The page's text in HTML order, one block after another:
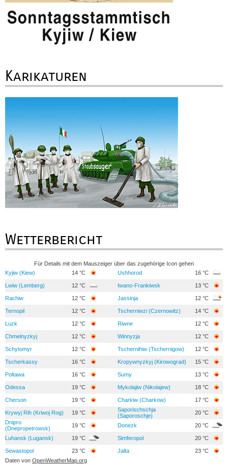
Karikaturen
Wetterbericht
Für Details mit dem Mauszeiger über das zugehörige Icon gehen
Kyjiw (Kiew)
14 °C Ushhorod 16 °C
Lwiw (Lemberg) 12 °C Iwano-Frankiwsk 13 °C
Rachiw 12 °C Jassinja 12 °C
Ternopil 12 °C Tscherniwzi (Czernowitz) 14 °C
Luzk 12 °C Riwne 12 °C
Chmelnyzkyj 12 °C Winnyzja 12 °C
Schytomyr 12 °C Tschernihiw (Tschernigow) 12 °C
Tscherkassy 16 °C Kropywnyzkyj (Kirowograd) 15 °C
Poltawa 16 °C Sumy 13 °C
Odessa 19 °C Mykolajiw (Nikolajew) 18 °C
Cherson 19 °C Charkiw (Charkow) 17 °C
Krywyj Rih (Kriwoj Rog) 19 °C
Saporischschja
(Saporoschje)
20 °C
Dnipro
(Dnepropetrowsk)
19 °C Donezk 20 °C
Luhansk (Lugansk) 19 °C Simferopol 20 °C
Sewastopol 23 °C Jalta
23 °C
Daten von OpenWeatherMap.org